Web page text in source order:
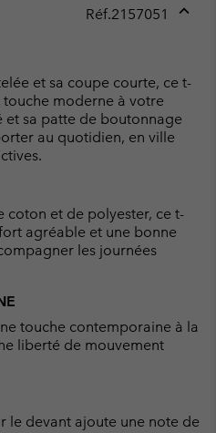
Réf.2157051
et sa coupe courte, ce t-
moderne à votre
et sa patte de boutonnage
au quotidien, en ville
coton et de polyester, ce t-
agréable et une bonne
les journées
touche contemporaine à la
liberté de mouvement
le devant ajoute une note de